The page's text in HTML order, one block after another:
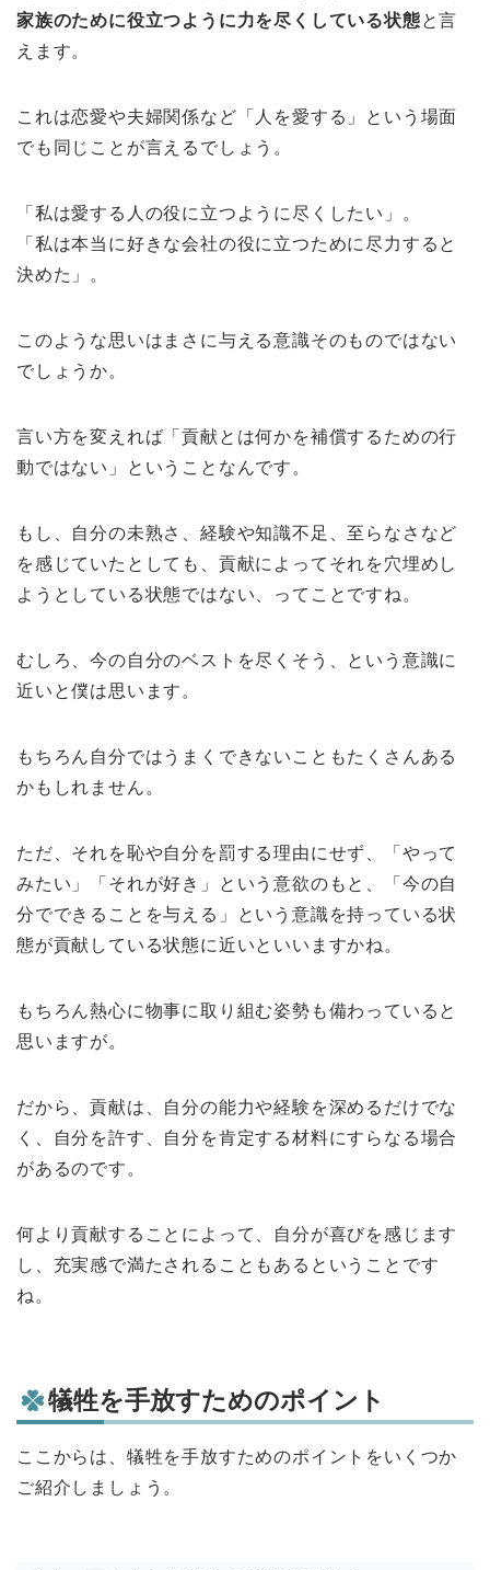
家族のために役立つように力を尽くしている状態と言
えます。
これは恋愛や夫婦関係など「人を愛する」という場面
でも同じことが言えるでしょう。
「私は愛する人の役に立つように尽くしたい」。
「私は本当に好きな会社の役に立つために尽力すると
決めた」。
このような思いはまさに与える意識そのものではない
でしょうか。
言い方を変えれば「貢献とは何かを補償するための行
動ではない」ということなんです。
もし、自分の未熟さ、経験や知識不足、至らなさなど
を感じていたとしても、貢献によってそれを穴埋めし
ようとしている状態ではない、ってことですね。
むしろ、今の自分のベストを尽くそう、という意識に
近いと僕は思います。
もちろん自分ではうまくできないこともたくさんある
かもしれません。
ただ、それを恥や自分を罰する理由にせず、「やって
みたい」「それが好き」という意欲のもと、「今の自
分でできることを与える」という意識を持っている状
態が貢献している状態に近いといいますかね。
もちろん熱心に物事に取り組む姿勢も備わっていると
思いますが。
だから、貢献は、自分の能力や経験を深めるだけでな
く、自分を許す、自分を肯定する材料にすらなる場合
があるのです。
何より貢献することによって、自分が喜びを感じます
し、充実感で満たされることもあるということです
ね。
犠牲を手放すためのポイント
ここからは、犠牲を手放すためのポイントをいくつか
ご紹介しましょう。